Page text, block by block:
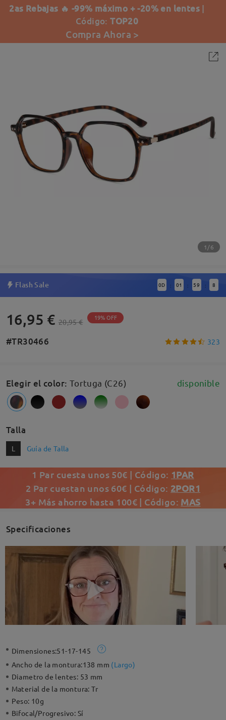
2as Rebajas 🔥 -99% máximo + -20% en lentes |
Código:TOP20
Compra Ahora >
1/6
Flash Sale 0D : 01 : 59 : 8
16,95 € 20,95 € 19% OFF
#TR30466 323
Elegir el color: Tortuga (C26) disponible
Talla
L Guía de Talla
1 Par cuesta unos 50€ | Código: 1PAR
2 Par cuestan unos 60€ | Código: 2POR1
3+ Más ahorro hasta 100€ | Código: MAS
Specificaciones
Dimensiones:51-17-145
Ancho de la montura:138 mm (Largo)
Diametro de lentes: 53 mm
Material de la montura:Tr
Peso: 10g
Bifocal/Progresivo: Sí